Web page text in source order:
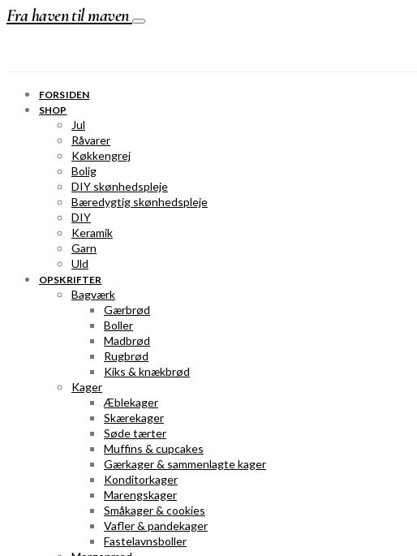
Fra haven til maven
FORSIDEN
SHOP
Jul
Råvarer
Køkkengrej
Bolig
DIY skønhedspleje
Bæredygtig skønhedspleje
DIY
Keramik
Garn
Uld
OPSKRIFTER
Bagværk
Gærbrød
Boller
Madbrød
Rugbrød
Kiks & knækbrød
Kager
Æblekager
Skærekager
Søde tærter
Muffins & cupcakes
Gærkager & sammenlagte kager
Konditorkager
Marengskager
Småkager & cookies
Vafler & pandekager
Fastelavnsboller